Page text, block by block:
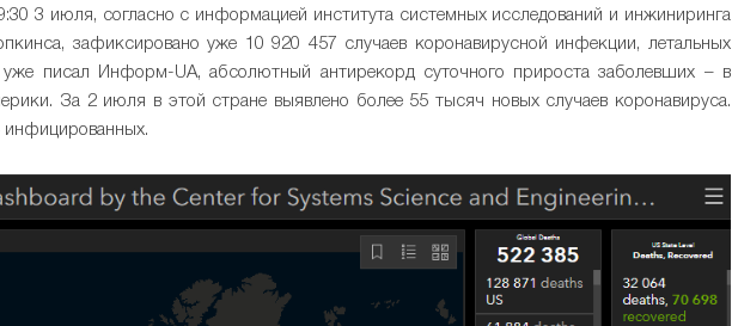
3 июля, согласно с информацией института системных исследований и инжиниринга
зафиксировано уже 10 920 457 случаев коронавирусной инфекции, летальных
писал Информ-UA, абсолютный антирекорд суточного прироста заболевших – в
За 2 июля в этой стране выявлено более 55 тысяч новых случаев коронавируса.